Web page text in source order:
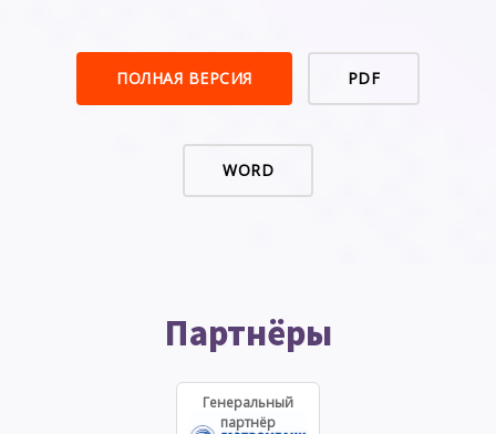
ПОЛНАЯ ВЕРСИЯ PDF
WORD
Партнёры
Генеральный
партнёр